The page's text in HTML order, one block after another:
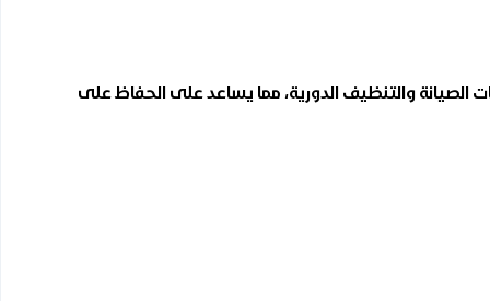
والتنظيف الدورية، مما يساعد على الحفاظ على